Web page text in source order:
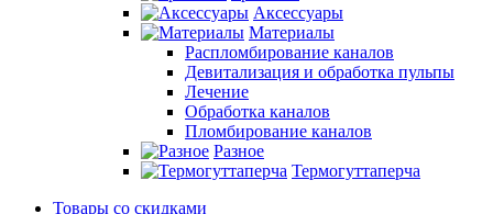
Аксессуары
Материалы
Распломбирование каналов
Девитализация и обработка пульпы
Лечение
Обработка каналов
Пломбирование каналов
Разное
Термогуттаперча
Товары со скидками